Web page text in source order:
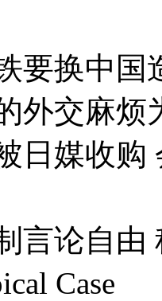
要换中国
外交麻烦
日媒收购
言论自由
Case